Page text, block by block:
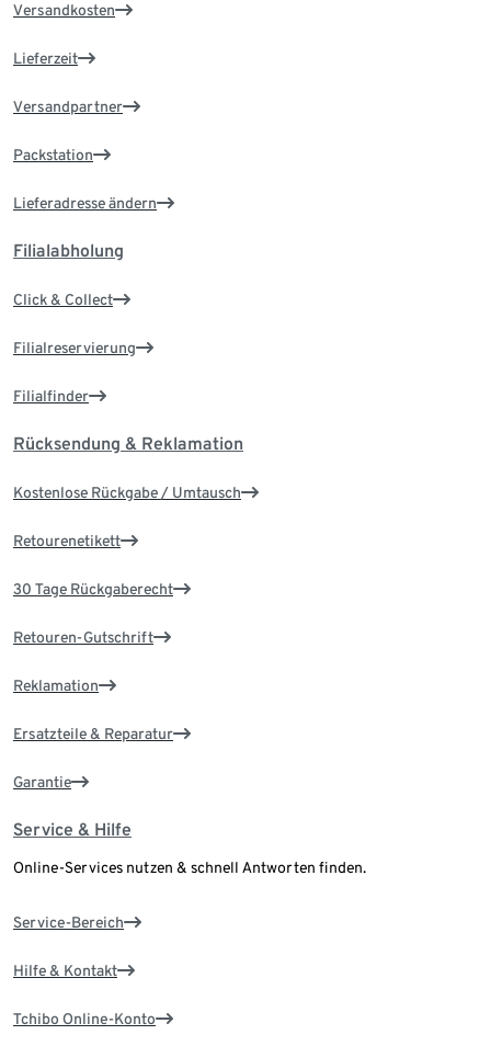
Versandkosten
Lieferzeit
Versandpartner
Packstation
Lieferadresse ändern
Filialabholung
Click & Collect
Filialreservierung
Filialfinder
Rücksendung & Reklamation
Kostenlose Rückgabe / Umtausch
Retourenetikett
30 Tage Rückgaberecht
Retouren-Gutschrift
Reklamation
Ersatzteile & Reparatur
Garantie
Service & Hilfe
Online-Services nutzen & schnell Antworten finden.
Service-Bereich
Hilfe & Kontakt
Tchibo Online-Konto